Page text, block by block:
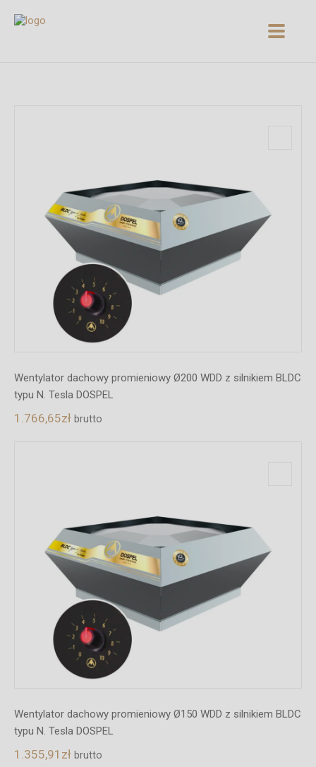
Wentylator dachowy promieniowy Ø200 WDD z silnikiem BLDC
typu N. Tesla DOSPEL
1.766,65zł brutto
Wentylator dachowy promieniowy Ø150 WDD z silnikiem BLDC
typu N. Tesla DOSPEL
1.355,91 zł brutto